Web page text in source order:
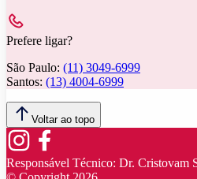
Prefere ligar?
São Paulo: (11) 3049-6999
Santos: (13) 4004-6999
Voltar ao topo
Responsável Técnico: Dr. Cristovam